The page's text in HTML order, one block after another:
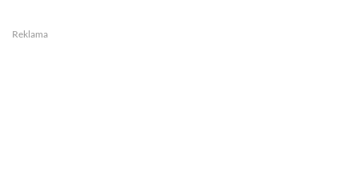
Reklama